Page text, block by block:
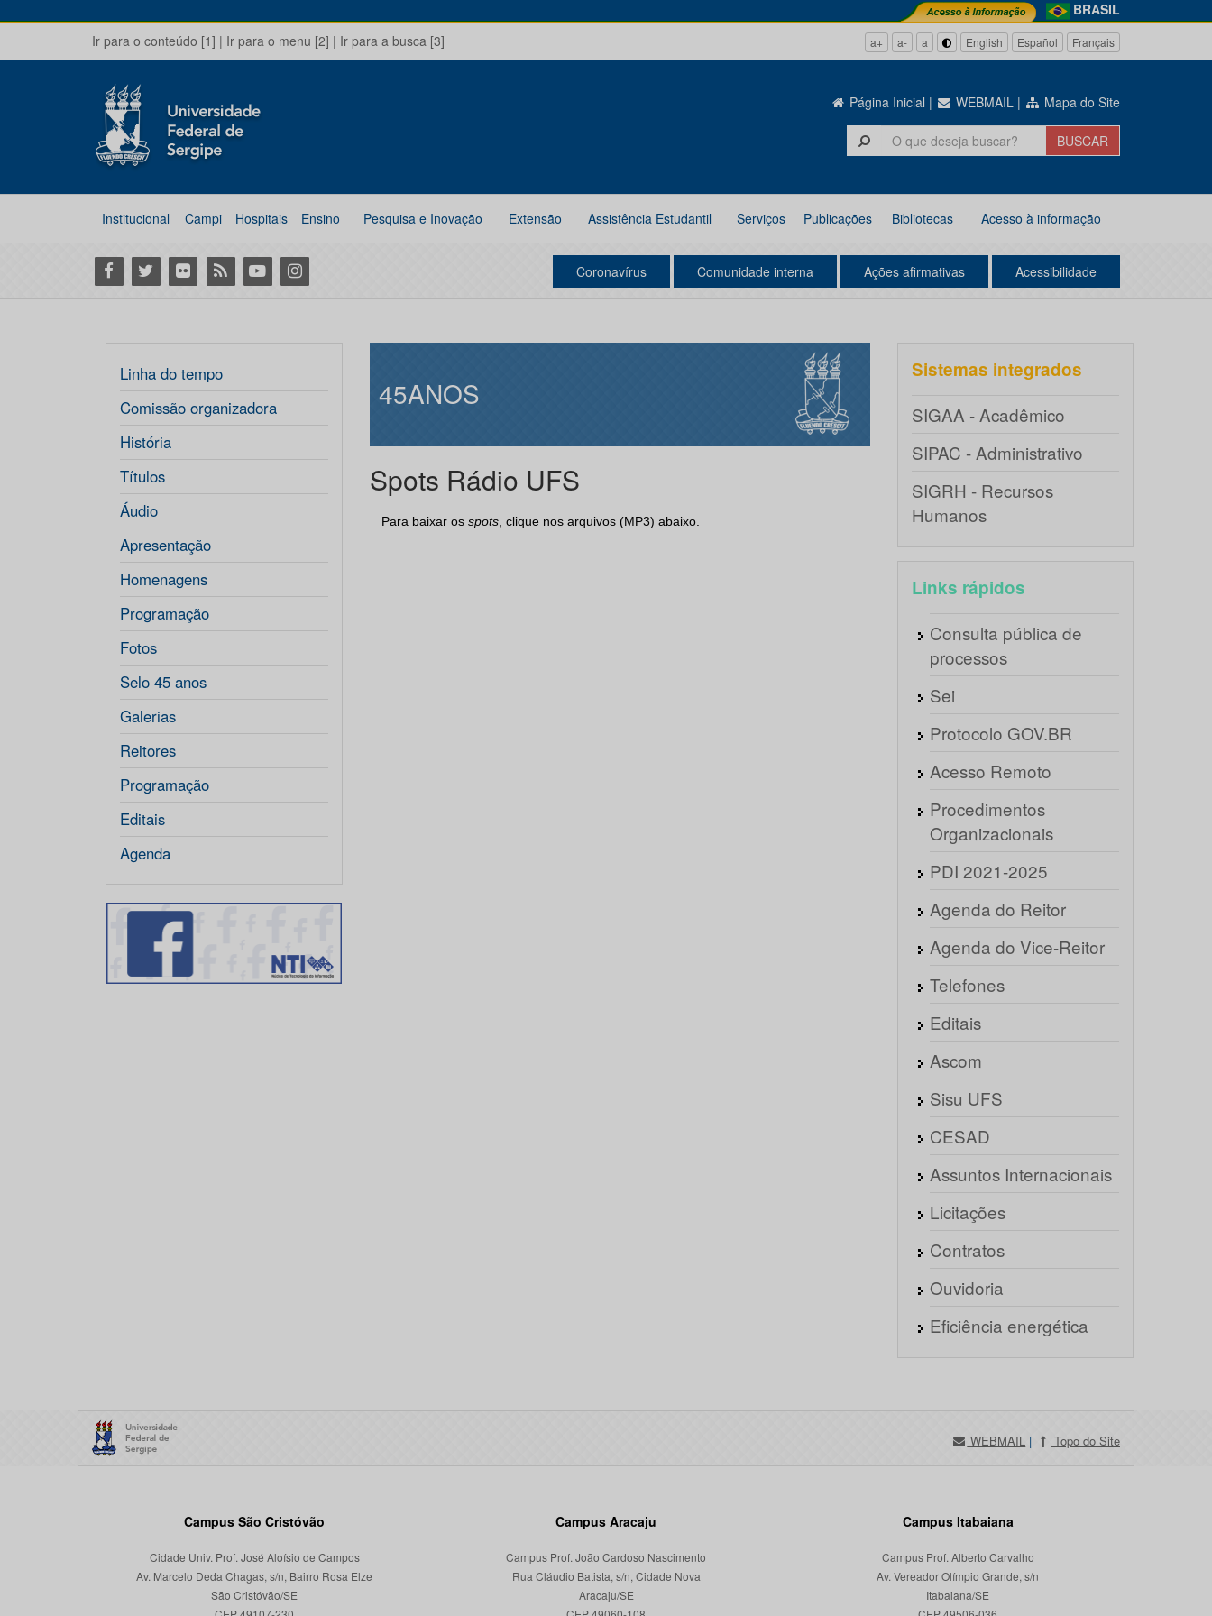
BRASIL
Ir para o conteúdo [1] | Ir para o menu [2] | Ir para a busca [3] a+ a- a English Español Français
Página Inicial | WEBMAIL | Mapa do Site
Institucional Campi Hospitais Ensino Pesquisa e Inovação Extensão Assistência Estudantil Serviços Publicações Bibliotecas Acesso à informação
Facebook
Twitter Flickr RSS YoutubeInstagram Coronavírus Comunidade interna Ações afirmativas Acessibilidade
Linha do tempo
Comissão organizadora
História
Títulos
Áudio
Apresentação
Homenagens
Programação
Fotos
Selo 45 anos
Galerias
Reitores
Programação
Editais
Agenda
45ANOS
Spots Rádio UFS
Para baixar os spots, clique nos arquivos (MP3) abaixo.
Sistemas integrados
SIGAA - Acadêmico
SIPAC - Administrativo
SIGRH - Recursos
Humanos
Links rápidos
Consulta pública de
processos
Sei
Protocolo GOV.BR
Acesso Remoto
Procedimentos
Organizacionais
PDI 2021-2025
Agenda do Reitor
Agenda do Vice-Reitor
Telefones
Editais
Ascom
Sisu UFS
CESAD
Assuntos Internacionais
Licitações
Contratos
Ouvidoria
Eficiência energética
WEBMAIL | Topo do Site
Campus São Cristóvão
Cidade Univ. Prof. José Aloísio de Campos
Av. Marcelo Deda Chagas, s/n, Bairro Rosa Elze
São Cristóvão/SE
Campus Aracaju
Campus Prof. João Cardoso Nascimento
Rua Cláudio Batista, s/n, Cidade Nova
Aracaju/SE
Campus Itabaiana
Campus Prof. Alberto Carvalho
Av. Vereador Olímpio Grande, s/n
Itabaiana/SE